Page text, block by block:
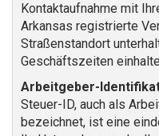
Kontaktaufnahme mit
Arkansas registrierte
Straßenstandort
Geschäftszeiten
Arbeitgeber-
Steuer-ID, auch als
bezeichnet, ist eine